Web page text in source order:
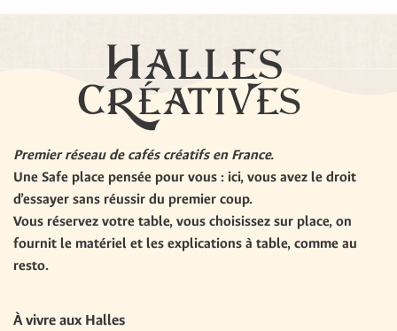
Premier réseau de cafés créatifs en France.
Une Safe place pensée pour vous : ici, vous avez le droit
d’essayer sans réussir du premier coup.
Vous réservez votre table, vous choisissez sur place, on
fournit le matériel et les explications à table, comme au
resto.
À vivre aux Halles